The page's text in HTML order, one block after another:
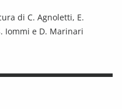
di C. Agnoletti, E.
Iommi e D. Marinari
TOSCANE